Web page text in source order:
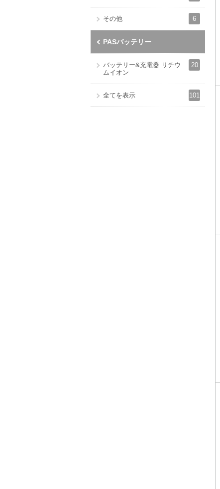
その他 6
PASバッテリー
バッテリー&充電器 リチウ
ムイオン
20
全てを表示 101